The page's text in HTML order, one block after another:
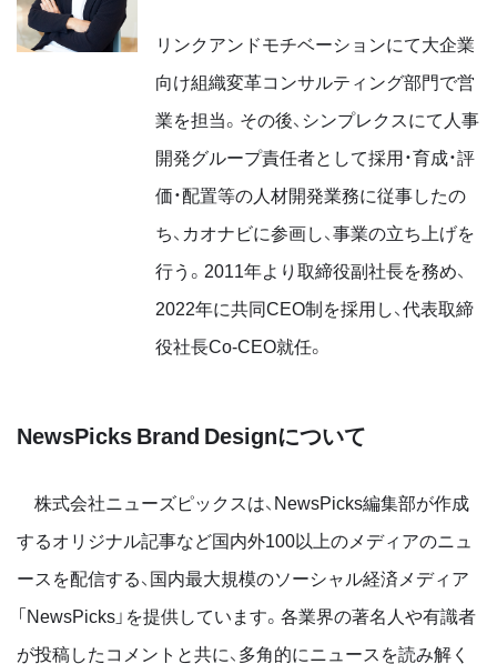
リンクアンドモチベーションにて大企業
向け組織変革コンサルティング部門で営
業を担当。その後、シンプレクスにて人事
開発グループ責任者として採用・育成・評
価・配置等の人材開発業務に従事したの
ち、カオナビに参画し、事業の立ち上げを
行う。2011年より取締役副社長を務め、
2022年に共同CEO制を採用し、代表取締
役社長Co-CEO就任。
NewsPicks Brand Designについて
株式会社ニューズピックスは、NewsPicks編集部が作成
するオリジナル記事など国内外100以上のメディアのニュ
ースを配信する、国内最大規模のソーシャル経済メディア
「NewsPicks」を提供しています。各業界の著名人や有識者
が投稿したコメントと共に、多角的にニュースを読み解く